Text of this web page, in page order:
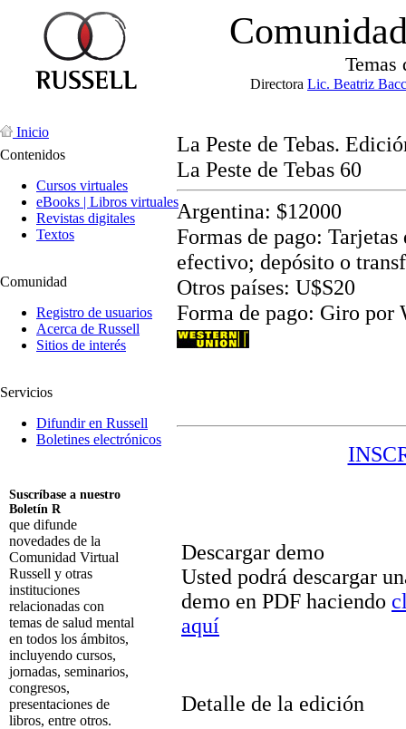
Temas
Directora Lic. Beatriz
Inicio
Contenidos
Cursos virtuales
eBooks | Libros virtuales
Revistas digitales
Textos
Comunidad
Registro de usuarios
Acerca de Russell
Sitios de interés
Servicios
Difundir en Russell
Boletines electrónicos
Suscríbase a nuestro
Boletín R
que difunde
novedades de la
Comunidad Virtual
Russell y otras
instituciones
relacionadas con
temas de salud mental
en todos los ámbitos,
incluyendo cursos,
jornadas, seminarios,
congresos,
presentaciones de
libros, entre otros.
La Peste de Tebas.
La Peste de Tebas 60
Argentina: $12000
Formas de pago:
efectivo; depósito o
Otros países: U$S20
Forma de pago: Giro por
Descargar demo
Usted podrá descargar
demo en PDF haciendo
aquí
Detalle de la edición